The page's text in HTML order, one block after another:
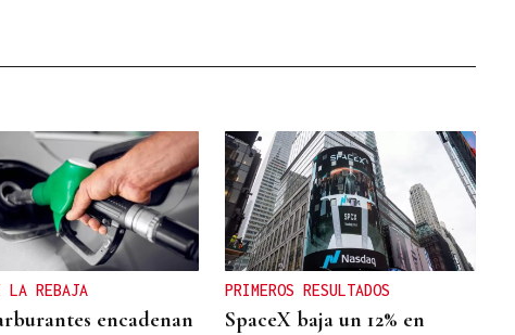
LA REBAJA
encadenan
PRIMEROS RESULTADOS
SpaceX baja un 12% en